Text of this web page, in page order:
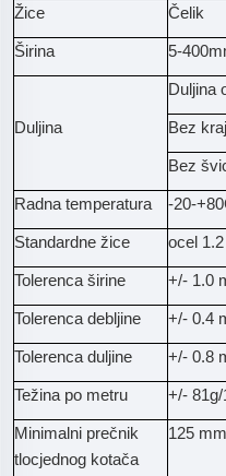
Žice Čelik
Širina 5-
Duljina
Duljina
Bez
Bez
Radna temperatura -20-
Standardne žice ocel
Tolerenca širine +/- 1.0
Tolerenca debljine +/- 0.4
Tolerenca duljine +/- 0.8
Težina po metru +/-
Minimalni prečnik
tlocjednog kotača
125 mm